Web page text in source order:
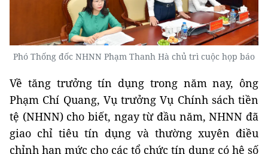
Phó Thống đốc NHNN Phạm Thanh Hà chủ trì cuộc họp báo
Về tăng trưởng tín dụng trong năm nay, ông
Phạm Chí Quang, Vụ trưởng Vụ Chính sách tiền
tệ (NHNN) cho biết, ngay từ đầu năm, NHNN đã
giao chỉ tiêu tín dụng và thường xuyên điều
chỉnh hạn mức cho các tổ chức tín dụng có hệ số